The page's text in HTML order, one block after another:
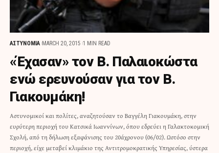
ΑΣΤΥΝΟΜΙΑ MARCH 20, 2015 1 MIN READ
«Έχασαν» τον Β. Παλαιοκώστα
ενώ ερευνούσαν για τον Β.
Γιακουμάκη!
Αστυνομικοί και πολίτες, αναζητούσαν το Βαγγέλη Γιακουμάκη, στην
ευρύτερη περιοχή του Κατσικά Ιωαννίνων, όπου εδρεύει η Γαλακτοκομική
Σχολή, από τη δήλωση εξαφάνισης του 20άχρονου (06/02). Ωστόσο στην
περιοχή, είχε μεταβεί κλιμάκιο της Αντιτρομοκρατικής Υπηρεσίας, ύστερα